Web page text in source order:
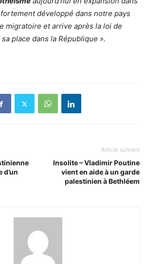
développé dans notre pays
migratoire et arrive après la loi de
place dans la République ».
d’un
Article suivant
Insolite – Vladimir Poutine
vient en aide à un garde
palestinien à Bethléem